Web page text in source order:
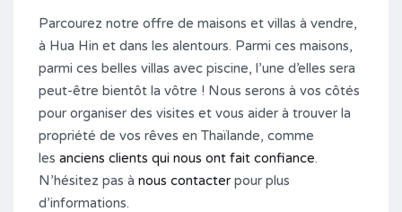
Parcourez notre offre de maisons et villas à vendre,
à Hua Hin et dans les alentours. Parmi ces maisons,
parmi ces belles villas avec piscine, l’une d’elles sera
peut-être bientôt la vôtre ! Nous serons à vos côtés
pour organiser des visites et vous aider à trouver la
propriété de vos rêves en Thaïlande, comme
les anciens clients qui nous ont fait confiance.
N’hésitez pas à nous contacter pour plus
d’informations.